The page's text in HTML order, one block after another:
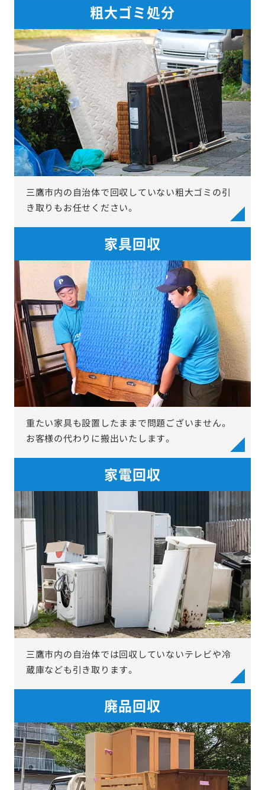
粗大ゴミ処分
三鷹市内の自治体で回収していない粗大ゴミの引
き取りもお任せください。
家具回収
重たい家具も設置したままで問題ございません。
お客様の代わりに搬出いたします。
家電回収
三鷹市内の自治体では回収していないテレビや冷
蔵庫なども引き取ります。
廃品回収